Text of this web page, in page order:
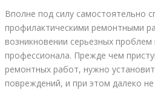
Вполне под силу самостоятельно
профилактическими ремонтными
возникновении серьезных
профессионала. Прежде чем
ремонтных работ, нужно
повреждений, и при этом далеко